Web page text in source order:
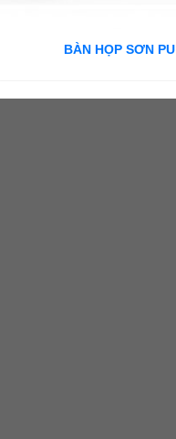
BÀN HỌP SƠN PU